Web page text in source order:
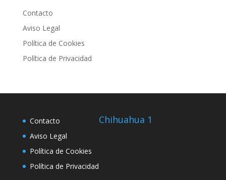
Contacto
Aviso Legal
Política de Cookies
Política de Privacidad
Contacto
Aviso Legal
Política de Cookies
Política de Privacidad
Chihuahua 1